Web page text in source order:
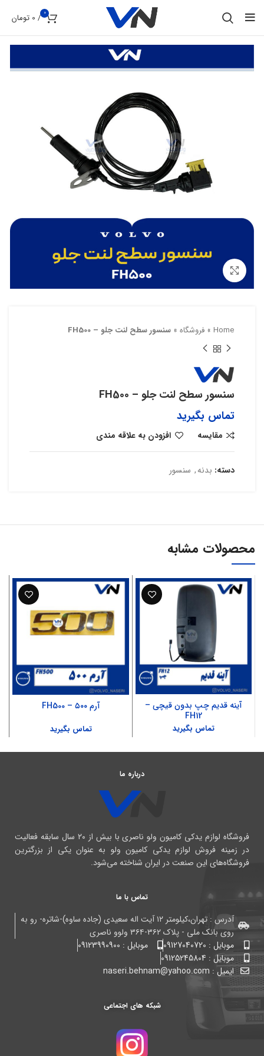
0
/
0 تومان
Home
» فروشگاه » سنسور سطح لنت جلو – FH500
سنسور سطح لنت جلو – FH500
تماس بگیرید
مقایسه افزودن به علاقه مندی
دسته: بدنه, سنسور
محصولات مشابه
آینه قدیم چپ بدون قیچی –
FH12
تماس بگیرید
آرم ۵۰۰ – FH500
تماس بگیرید
درباره ما
فروشگاه لوازم یدکی کامیون ولو ناصری با بیش از ۲۰ سال سابقه فعالیت
در زمینه فروش لوازم یدکی کامیون ولو به عنوان یکی از بزرگترین
فروشگاه‌های این صنعت در ایران شناخته می‌شود.
تماس با ما
آدرس : تهران،کیلومتر ۱۲ آیت اله سعیدی (جاده ساوه)-شاتره- رو به
روی بانک ملی - پلاک ۳۶۲-۳۶۴ ولوو ناصری
موبایل : 09127040720
موبایل : 09123990900
موبایل : 09125245804
ایمیل : naseri.behnam@yahoo.com
شبکه های اجتماعی